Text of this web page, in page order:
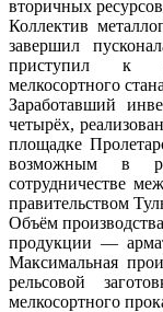
вторичных
Коллектив
завершил
приступил к
мелкосортного
Заработавший
четырёх,
площадке
возможным в
сотрудничестве
правительством
Объём
продукции —
Максимальная
рельсовой
мелкосортного